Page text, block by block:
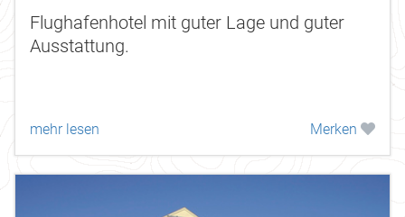
Flughafenhotel mit guter Lage und guter
Ausstattung.
mehr lesen Merken